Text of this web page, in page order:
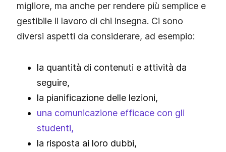
migliore, ma anche per rendere più semplice e
gestibile il lavoro di chi insegna. Ci sono
diversi aspetti da considerare, ad esempio:
la quantità di contenuti e attività da
seguire,
la pianificazione delle lezioni,
una comunicazione efficace con gli
studenti,
la risposta ai loro dubbi,